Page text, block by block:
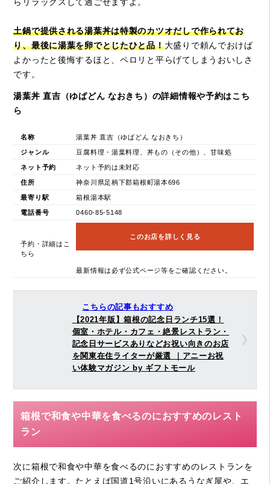
らリラックスして過ごせますよ。
土鍋で提供される湯葉丼は特製のカツオだしで作られてお
り、最後に湯葉を卵でとじたひと品！大盛りで頼んでおけば
よかったと後悔するほと、ペロリと平らげてしまうおいしさ
です。
湯葉丼 直吉（ゆばどん なおきち）の詳細情報や予約はこち
ら
名称 湯葉丼 直吉（ゆばどん なおきち）
ジャンル 豆腐料理・湯葉料理、丼もの（その他）、甘味処
ネット予約 ネット予約は未対応
住所 神奈川県足柄下郡箱根町湯本696
最寄り駅 箱根湯本駅
電話番号 0460-85-5148
予約・詳細はこ
ちら
このお店を詳しく見る
最新情報は必ず公式ページ等をご確認ください。
こちらの記事もおすすめ
【2021年版】箱根の記念日ランチ15選！
個室・ホテル・カフェ・絶景レストラン・
記念日サービスありなどお祝い向きのお店
を関東在住ライターが厳選 ｜アニーお祝
い体験マガジン by ギフトモール
箱根で和食や中華を食べるのにおすすめのレスト
ラン
次に箱根で和食や中華を食べるのにおすすめのレストランを
ご紹介します。たとえば国道1号沿いにあるうなぎ屋や、エ